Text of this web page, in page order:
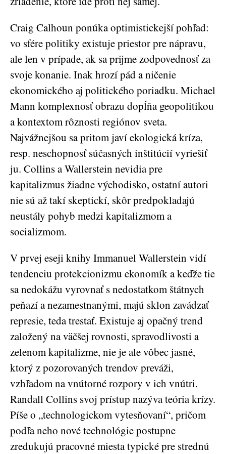
Craig Calhoun ponúka optimistickejší pohľad:
vo sfére politiky existuje priestor pre nápravu,
ale len v prípade, ak sa prijme zodpovednosť za
svoje konanie. Inak hrozí pád a ničenie
ekonomického aj politického poriadku. Michael
Mann komplexnosť obrazu dopĺňa geopolitikou
a kontextom rôznosti regiónov sveta.
Najvážnejšou sa pritom javí ekologická kríza,
resp. neschopnosť súčasných inštitúcií vyriešiť
ju. Collins a Wallerstein nevidia pre
kapitalizmus žiadne východisko, ostatní autori
nie sú až takí skeptickí, skôr predpokladajú
neustály pohyb medzi kapitalizmom a
socializmom.
V prvej eseji knihy Immanuel Wallerstein vidí
tendenciu protekcionizmu ekonomík a keďže tie
sa nedokážu vyrovnať s nedostatkom štátnych
peňazí a nezamestnanými, majú sklon zavádzať
represie, teda trestať. Existuje aj opačný trend
založený na väčšej rovnosti, spravodlivosti a
zelenom kapitalizme, nie je ale vôbec jasné,
ktorý z pozorovaných trendov preváži,
vzhľadom na vnútorné rozpory v ich vnútri.
Randall Collins svoj prístup nazýva teória krízy.
Píše o „technologickom vytesňovaní“, pričom
podľa neho nové technológie postupne
zredukujú pracovné miesta typické pre strednú